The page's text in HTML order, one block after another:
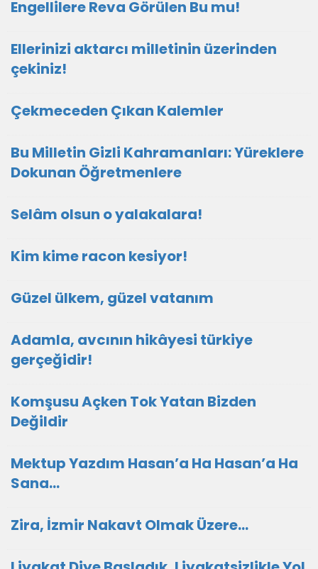
Engellilere Reva Görülen Bu mu!
Ellerinizi aktarcı milletinin üzerinden
çekiniz!
Çekmeceden Çıkan Kalemler
Bu Milletin Gizli Kahramanları: Yüreklere
Dokunan Öğretmenlere
Selâm olsun o yalakalara!
Kim kime racon kesiyor!
Güzel ülkem, güzel vatanım
Adamla, avcının hikâyesi türkiye
gerçeğidir!
Komşusu Açken Tok Yatan Bizden
Değildir
Mektup Yazdım Hasan’a Ha Hasan’a Ha
Sana…
Zira, İzmir Nakavt Olmak Üzere…